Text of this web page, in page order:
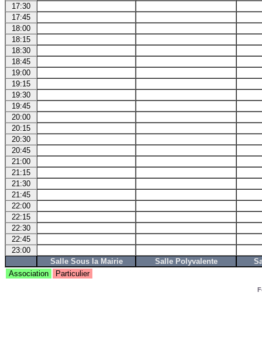
17:30
17:45
18:00
18:15
18:30
18:45
19:00
19:15
19:30
19:45
20:00
20:15
20:30
20:45
21:00
21:15
21:30
21:45
22:00
22:15
22:30
22:45
23:00
Salle Sous la Mairie
Salle Polyvalente
Association
Particulier